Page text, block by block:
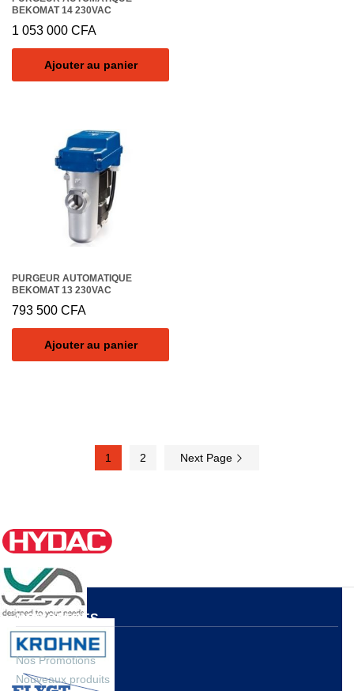
BEKOMAT 14 230VAC
1 053 000 CFA
Ajouter au panier
PURGEUR AUTOMATIQUE
BEKOMAT 13 230VAC
793 500 CFA
Ajouter au panier
1 2 Next Page
NOS OFFRES
Nos Promotions
Nouveaux produits